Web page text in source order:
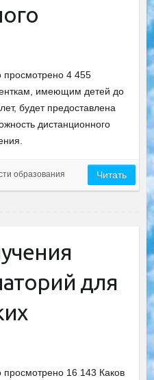
просмотрено 4 455
имеющим детей до
будет предоставлена
дистанционного
образования Читать
для
просмотрено 16 143 Каков